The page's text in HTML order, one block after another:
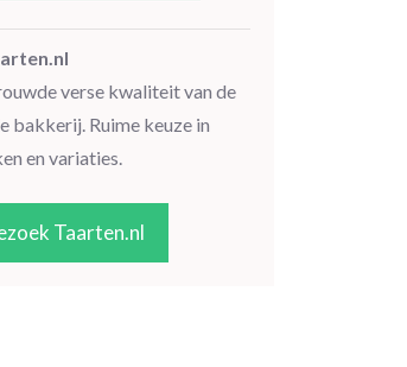
verse kwaliteit van de
bakkerij. Ruime keuze in
en variaties.
Taarten.nl